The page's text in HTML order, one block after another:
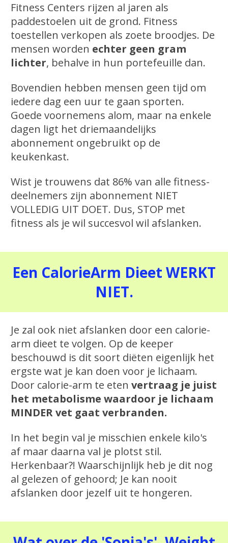
Fitness Centers rijzen al jaren als
paddestoelen uit de grond. Fitness
toestellen verkopen als zoete broodjes. De
mensen worden echter geen gram
lichter, behalve in hun portefeuille dan.
Bovendien hebben mensen geen tijd om
iedere dag een uur te gaan sporten.
Goede voornemens alom, maar na enkele
dagen ligt het driemaandelijks
abonnement ongebruikt op de
keukenkast.
Wist je trouwens dat 86% van alle fitness-
deelnemers zijn abonnement NIET
VOLLEDIG UIT DOET. Dus, STOP met
fitness als je wil succesvol wil afslanken.
Een CalorieArm Dieet WERKT
NIET.
Je zal ook niet afslanken door een calorie-
arm dieet te volgen. Op de keeper
beschouwd is dit soort diëten eigenlijk het
ergste wat je kan doen voor je lichaam.
Door calorie-arm te eten vertraag je juist
het metabolisme waardoor je lichaam
MINDER vet gaat verbranden.
In het begin val je misschien enkele kilo's
af maar daarna val je plotst stil.
Herkenbaar?! Waarschijnlijk heb je dit nog
al gelezen of gehoord; Je kan nooit
afslanken door jezelf uit te hongeren.